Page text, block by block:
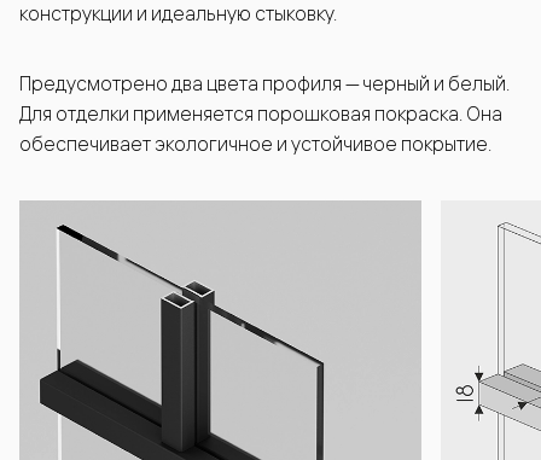
конструкции и идеальную стыковку.
Предусмотрено два цвета профиля — черный и белый.
Для отделки применяется порошковая покраска. Она
обеспечивает экологичное и устойчивое покрытие.